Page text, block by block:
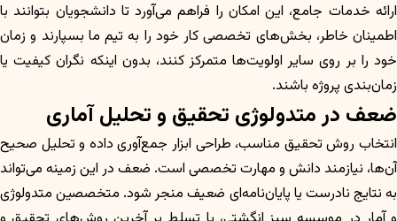
ارائه خدمات جامع، این امکان را فراهم می‌آورد تا دانشجویان بتوانند با
اطمینان خاطر، بخش‌های تخصصی کار خود را به تیم ما بسپارند و زمان
خود را بر روی سایر اولویت‌ها متمرکز کنند، بدون اینکه نگران کیفیت یا
زمان‌بندی پروژه باشند.
ضعف در متدولوژی تحقیق و تحلیل آماری
انتخاب روش تحقیق مناسب، طراحی ابزار جمع‌آوری داده و تحلیل صحیح
آن‌ها، نیازمند دانش و مهارت تخصصی است. ضعف در این زمینه می‌تواند
به نتایج نادرست یا پایان‌نامه‌ای ضعیف منجر شود. متخصصین متدولوژی